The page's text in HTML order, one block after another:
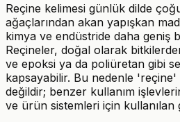
Reçine kelimesi günlük dilde
ağaçlarından akan yapışkan
kimya ve endüstride daha geniş
Reçineler, doğal olarak
ve epoksi ya da poliüretan gibi
kapsayabilir. Bu nedenle 'reçine'
değildir; benzer kullanım
ve ürün sistemleri için kullanılan